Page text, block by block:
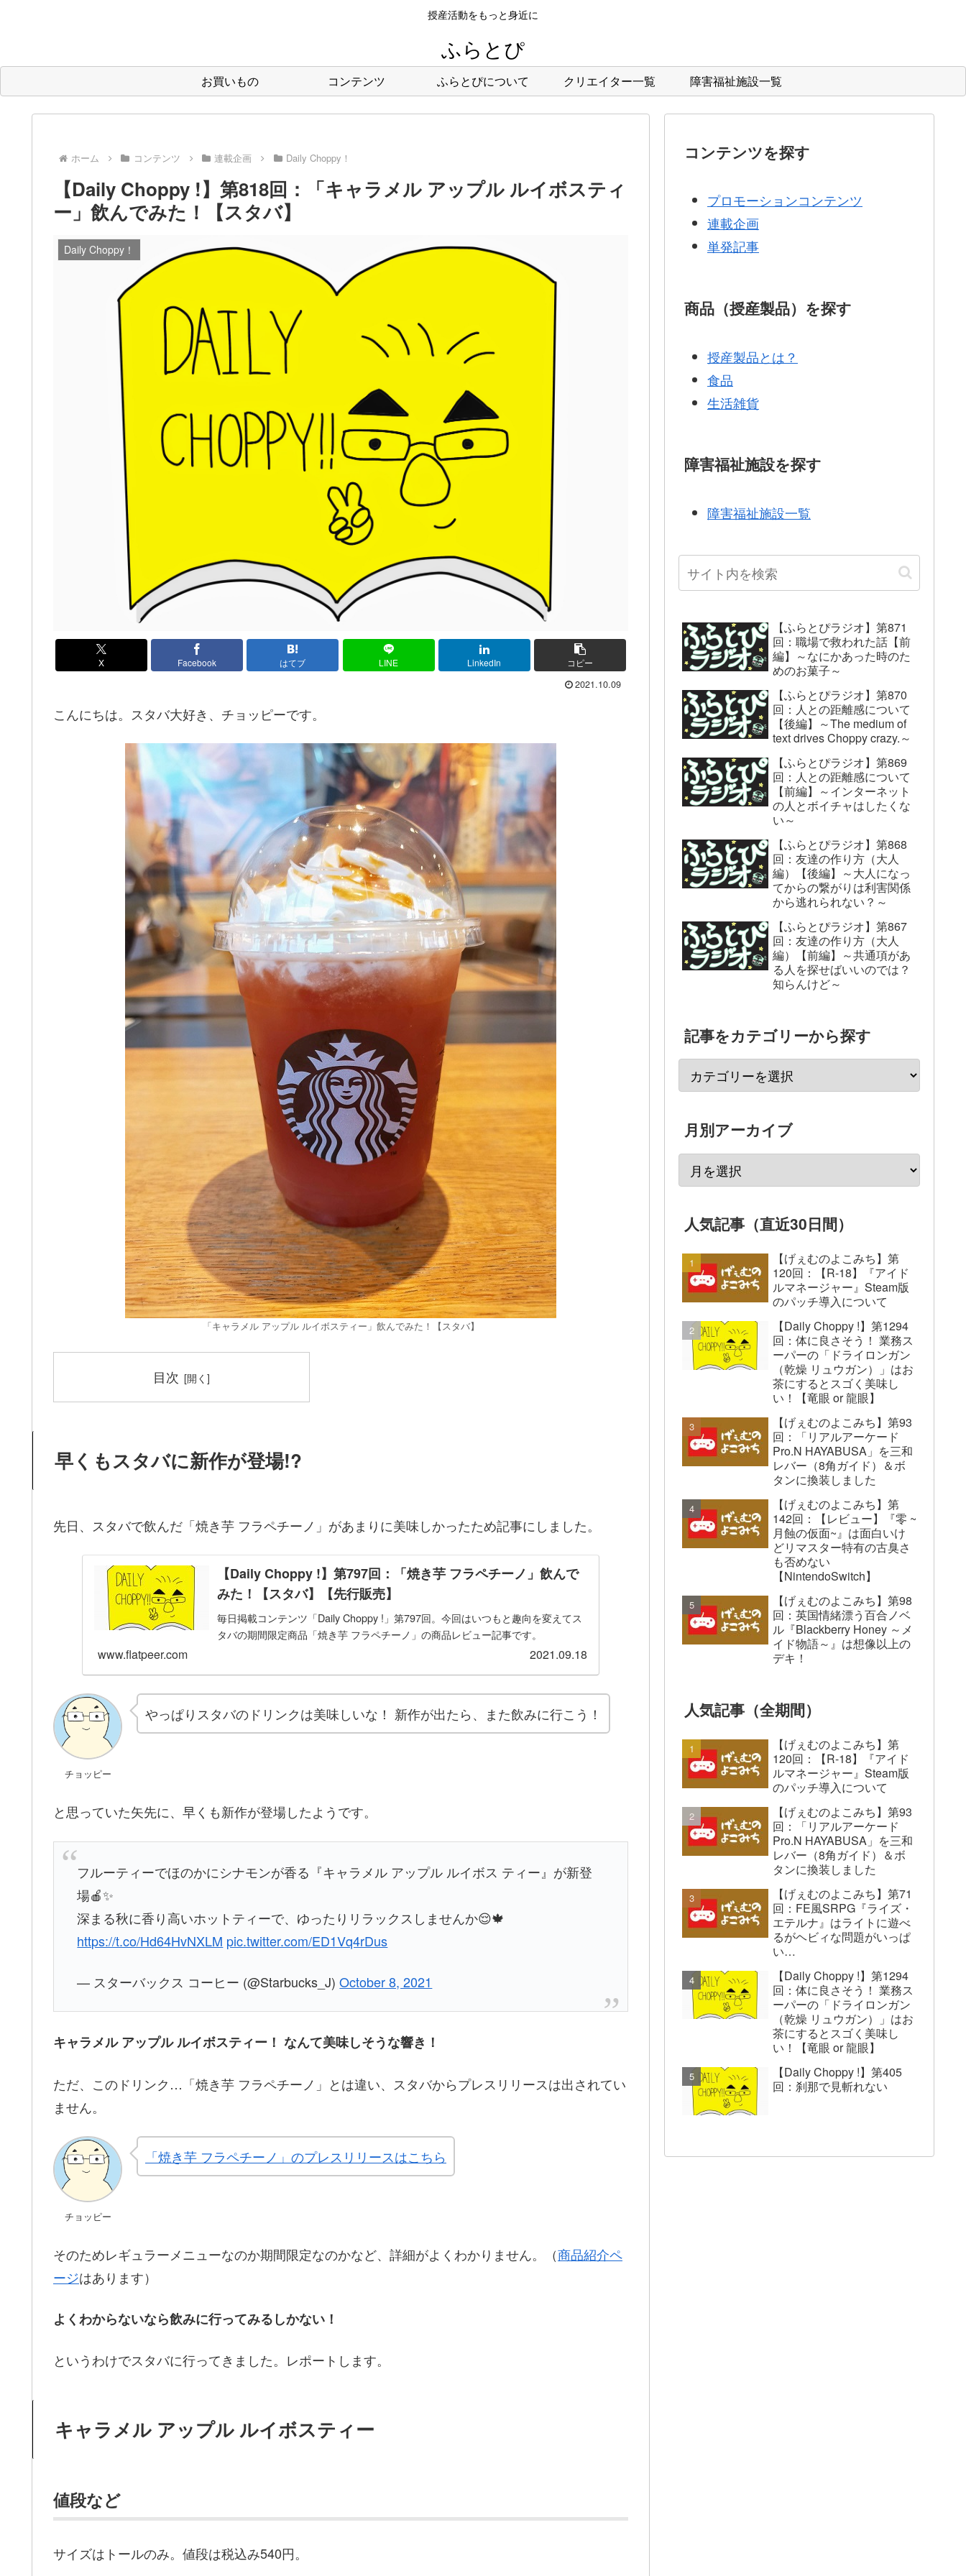
授産活動をもっと身近に
ふらとぴ
お買いもの コンテンツ ふらとぴについて クリエイター一覧 障害福祉施設一覧
ホーム コンテンツ 連載企画 Daily Choppy！
【Daily Choppy !】第818回：「キャラメル アップル ルイボスティ
ー」飲んでみた！【スタバ】
Daily Choppy！
X Facebook はてブ LINE LinkedIn コピー
2021.10.09
こんにちは。スタバ大好き、チョッピーです。
「キャラメル アップル ルイボスティー」飲んでみた！【スタバ】
目次
早くもスタバに新作が登場!?
先日、スタバで飲んだ「焼き芋 フラペチーノ」があまりに美味しかったため記事にしました。
【Daily Choppy !】第797回：「焼き芋 フラペチーノ」飲んで
みた！【スタバ】【先行販売】
毎日掲載コンテンツ「Daily Choppy !」第797回。今回はいつもと趣向を変えてス
タバの期間限定商品「焼き芋 フラペチーノ」の商品レビュー記事です。
www.flatpeer.com 2021.09.18
チョッピー
やっぱりスタバのドリンクは美味しいな！ 新作が出たら、また飲みに行こう！
と思っていた矢先に、早くも新作が登場したようです。
フルーティーでほのかにシナモンが香る『キャラメル アップル ルイボス ティー』が新登
場🍎✨
深まる秋に香り高いホットティーで、ゆったりリラックスしませんか😌🍁
https://t.co/Hd64HvNXLM pic.twitter.com/ED1Vq4rDus
— スターバックス コーヒー (@Starbucks_J)October 8, 2021
キャラメル アップル ルイボスティー！ なんて美味しそうな響き！
ただ、このドリンク…「焼き芋 フラペチーノ」とは違い、スタバからプレスリリースは出されてい
ません。
チョッピー
「焼き芋 フラペチーノ」のプレスリリースはこちら
そのためレギュラーメニューなのか期間限定なのかなど、詳細がよくわかりません。（商品紹介ペ
ージはあります）
よくわからないなら飲みに行ってみるしかない！
というわけでスタバに行ってきました。レポートします。
キャラメル アップル ルイボスティー
値段など
サイズはトールのみ。値段は税込み540円。
コンテンツを探す
プロモーションコンテンツ
連載企画
単発記事
商品（授産製品）を探す
授産製品とは？
食品
生活雑貨
障害福祉施設を探す
障害福祉施設一覧
【ふらとぴラジオ】第871
回：職場で救われた話【前
編】～なにかあった時のた
めのお菓子～
【ふらとぴラジオ】第870
回：人との距離感について
【後編】～The medium of
text drives Choppy crazy.～
【ふらとぴラジオ】第869
回：人との距離感について
【前編】～インターネット
の人とボイチャはしたくな
い～
【ふらとぴラジオ】第868
回：友達の作り方（大人
編）【後編】～大人になっ
てからの繋がりは利害関係
から逃れられない？～
【ふらとぴラジオ】第867
回：友達の作り方（大人
編）【前編】～共通項があ
る人を探せばいいのでは？
知らんけど～
記事をカテゴリーから探す
月別アーカイブ
人気記事（直近30日間）
【げぇむのよこみち】第
120回：【R-18】『アイド
ルマネージャー』Steam版
のパッチ導入について
【Daily Choppy !】第1294
回：体に良さそう！ 業務ス
ーパーの「ドライロンガン
（乾燥 リュウガン）」はお
茶にするとスゴく美味し
い！【竜眼 or 龍眼】
【げぇむのよこみち】第93
回：「リアルアーケード
Pro.N HAYABUSA」を三和
レバー（8角ガイド）＆ボ
タンに換装しました
【げぇむのよこみち】第
142回：【レビュー】『零 ~
月蝕の仮面~』は面白いけ
どリマスター特有の古臭さ
も否めない
【NintendoSwitch】
【げぇむのよこみち】第98
回：英国情緒漂う百合ノベ
ル『Blackberry Honey ～メ
イド物語～』は想像以上の
デキ！
人気記事（全期間）
【げぇむのよこみち】第
120回：【R-18】『アイド
ルマネージャー』Steam版
のパッチ導入について
【げぇむのよこみち】第93
回：「リアルアーケード
Pro.N HAYABUSA」を三和
レバー（8角ガイド）＆ボ
タンに換装しました
【げぇむのよこみち】第71
回：FE風SRPG『ライズ・
エテルナ』はライトに遊べ
るがヘビィな問題がいっぱ
い…
【Daily Choppy !】第1294
回：体に良さそう！ 業務ス
ーパーの「ドライロンガン
（乾燥 リュウガン）」はお
茶にするとスゴく美味し
い！【竜眼 or 龍眼】
【Daily Choppy !】第405
回：刹那で見斬れない